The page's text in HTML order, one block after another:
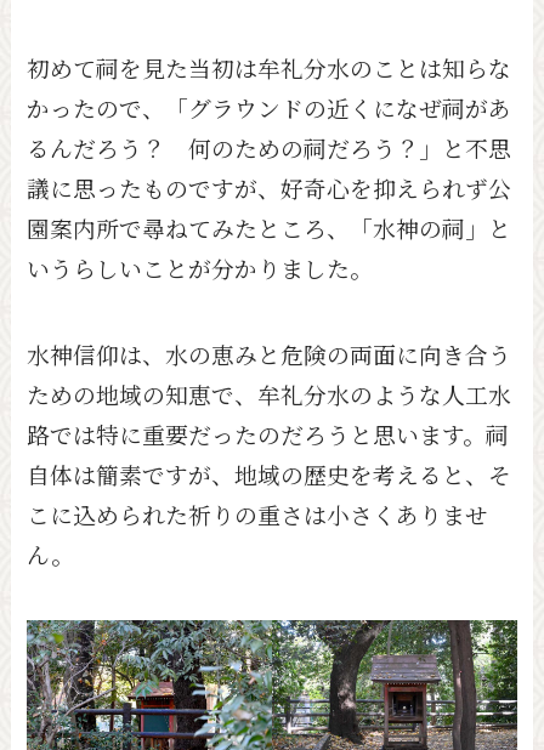
初めて祠を見た当初は牟礼分水のことは知らな
かったので、「グラウンドの近くになぜ祠があ
るんだろう？ 何のための祠だろう？」と不思
議に思ったものですが、好奇心を抑えられず公
園案内所で尋ねてみたところ、「水神の祠」と
いうらしいことが分かりました。
水神信仰は、水の恵みと危険の両面に向き合う
ための地域の知恵で、牟礼分水のような人工水
路では特に重要だったのだろうと思います。祠
自体は簡素ですが、地域の歴史を考えると、そ
こに込められた祈りの重さは小さくありませ
ん。